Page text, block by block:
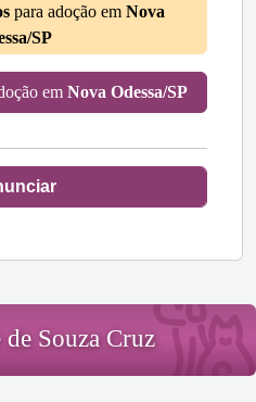
para adoção em Nova
SP
em Nova Odessa/SP
Souza Cruz